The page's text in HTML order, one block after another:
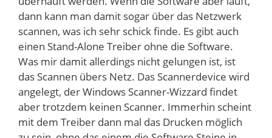
dann kann man damit sogar über das Netzwerk
scannen, was ich sehr schick finde. Es gibt auch
einen Stand-Alone Treiber ohne die Software.
Was mir damit allerdings nicht gelungen ist, ist
das Scannen übers Netz. Das Scannerdevice wird
angelegt, der Windows Scanner-Wizzard findet
aber trotzdem keinen Scanner. Immerhin scheint
mit dem Treiber dann mal das Drucken möglich